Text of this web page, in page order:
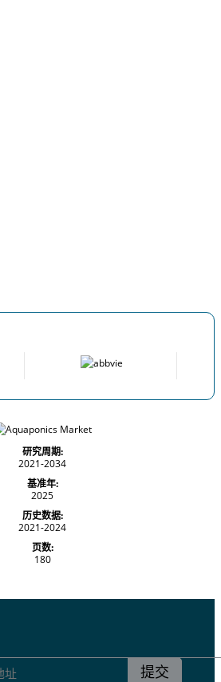
研究周期:
2021-2034
基准年:
2025
历史数据:
2021-2024
页数:
180
提交